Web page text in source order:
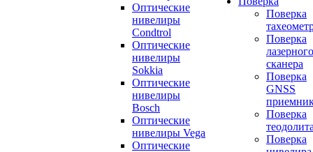
Оптические
нивелиры
Condtrol
Оптические
нивелиры
Sokkia
Оптические
нивелиры
Bosch
Оптические
нивелиры Vega
Оптические
Поверка
Поверка
лазерного
сканера
Поверка
GNSS
Поверка
Поверка